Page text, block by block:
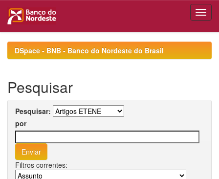
navigationDSpace - BNB - Banco do Nordeste do Brasil
Pesquisar
Pesquisar:
por
Filtros correntes: